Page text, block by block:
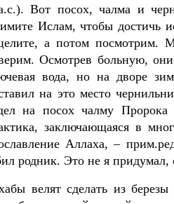
Вот посох, чалма и
Ислам, чтобы достичь
а потом посмотрим.
Осмотрев больную,
вода, но на дворе
на это место
на посох чалму Пророка
заключающаяся в
Аллаха, –
родник. Это не я
велят сделать из